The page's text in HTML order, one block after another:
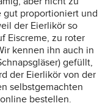
gut proportioniert und
der Eierlikör so
Eiscreme, zu roter
kennen ihn auch in
gefüllt,
der Eierlikör von der
selbstgemachten
bestellen.